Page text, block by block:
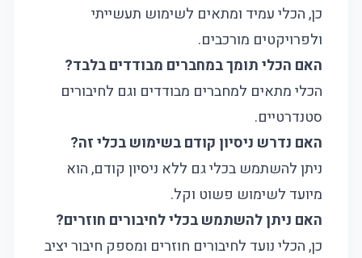
כן, הכלי עמיד ומתאים לשימוש תעשייתי
ולפרויקטים מורכבים.
האם הכלי תומך במחברים מבודדים בלבד?
הכלי מתאים למחברים מבודדים וגם לחיבורים
סטנדרטיים.
האם נדרש ניסיון קודם בשימוש בכלי זה?
ניתן להשתמש בכלי גם ללא ניסיון קודם, הוא
מיועד לשימוש פשוט וקל.
האם ניתן להשתמש בכלי לחיבורים חוזרים?
כן, הכלי נועד לחיבורים חוזרים ומספק חיבור יציב